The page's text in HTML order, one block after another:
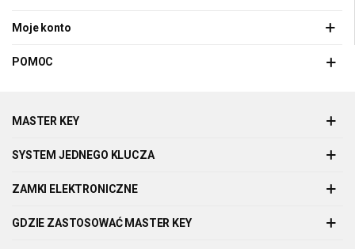
Moje konto
POMOC
MASTER KEY
SYSTEM JEDNEGO KLUCZA
ZAMKI ELEKTRONICZNE
GDZIE ZASTOSOWAĆ MASTER KEY